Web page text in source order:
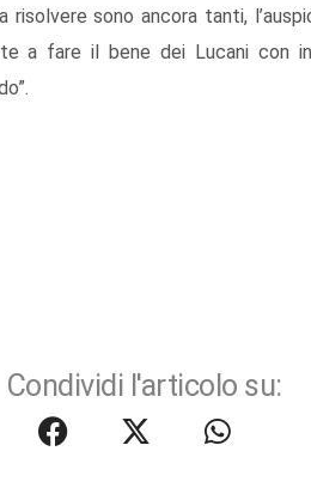
sono ancora tanti,
a fare il bene dei Lucani con
Condividi l'articolo su: